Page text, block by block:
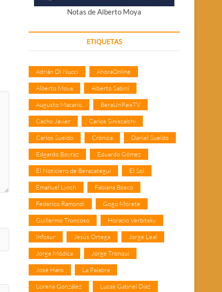
Notas de Alberto Moya
ETIQUETAS
Adrián Di Nucci AhoraOnline
Alberto Moya Alberto Sabini
Augusto Macario BeraUnPaisTV
Cacho Javier Carlos Siniscalchi
Carlos Sueldo Crónica Daniel Sueldo
Edgardo Boyraz Eduardo Gómez
El Noticiero de Berazategui El Sol
Emanuel Lynch Fabiana Bosco
Federico Ramondi Gogo Morete
Guillermo Troncoso Horacio Verbitsky
Infosur Jesús Ortega Jorge Leal
Jorge Módica Jorge Tronqui
José Haro La Palabra
Lorena González Lucas Gabriel Díaz